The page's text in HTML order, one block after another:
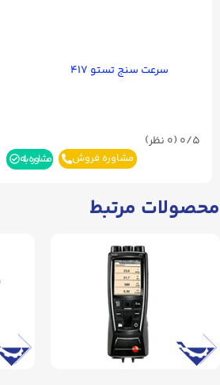
سرعت سنج تستو ۴۱۷
0/5 (۰ نظر)
مشاوره فروش مشاوره بله
محصولات مرتبط